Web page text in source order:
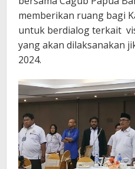
memberikan ruang bagi
untuk berdialog terkait
yang akan dilaksanakan
2024.